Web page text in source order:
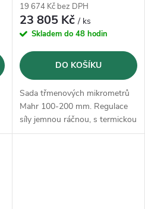
19 674 Kč bez DPH
23 805 Kč/ ks
Skladem do 48 hodin
DO KOŠÍKU
Sada třmenových mikrometrů
Mahr 100-200 mm. Regulace
síly jemnou ráčnou, s termickou
izolací na ruce a upínací páčkou